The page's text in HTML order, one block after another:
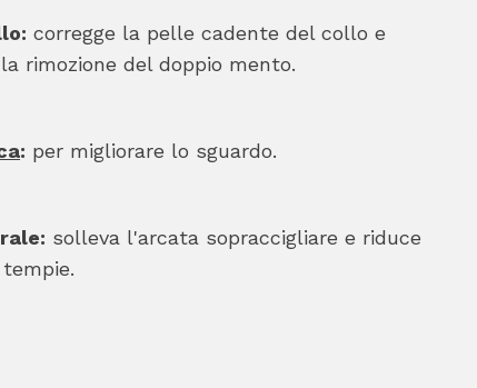
corregge la pelle cadente del collo e
rimozione del doppio mento.
: per migliorare lo sguardo.
solleva l'arcata sopraccigliare e riduce